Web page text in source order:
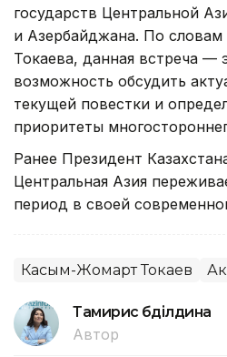
государств Центральной
и Азербайджана. По
Токаева, данная встреча —
возможность обсудить
текущей повестки и
приоритеты
Ранее Президент
Центральная Азия
период в своей
Касым-Жомарт Токаев
Тамирис Әбділдина
Автор